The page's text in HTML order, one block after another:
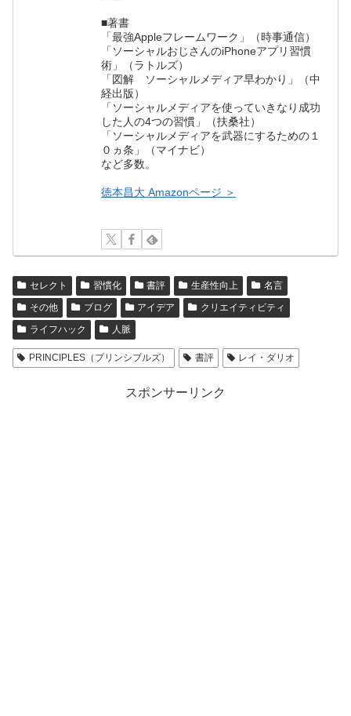
■著書
「最強Appleフレームワーク」（時事通信）
「ソーシャルおじさんのiPhoneアプリ習慣
術」（ラトルズ）
「図解 ソーシャルメディア早わかり」（中
経出版）
「ソーシャルメディアを使っていきなり成功
した人の4つの習慣」（扶桑社）
「ソーシャルメディアを武器にするための１
０ヵ条」（マイナビ）
など多数。
徳本昌大 Amazonページ ＞
セレクト 習慣化 書評 生産性向上
名言
その他
ブログ アイデア
クリエイティビティ
ライフハック
人脈
PRINCIPLES（プリンシプルズ） 書評 レイ・ダリオ
スポンサーリンク